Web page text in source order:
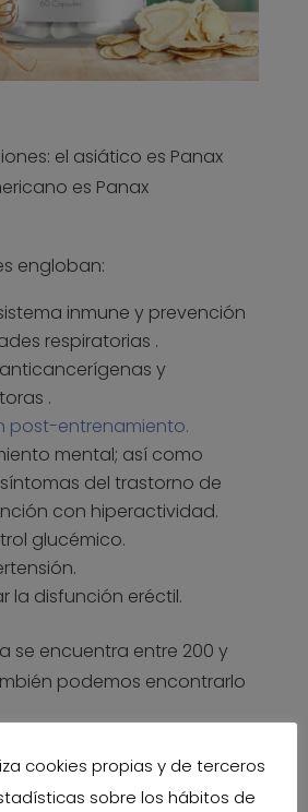
el asiático es Panax
es Panax
engloban:
inmune y prevención
respiratorias .
y
.
post-entrenamiento.
mental; así como
del trastorno de
con hiperactividad.
glucémico.
la disfunción eréctil.
se encuentra entre 200 y
podemos encontrarlo
cookies propias y de terceros
sobre los hábitos de